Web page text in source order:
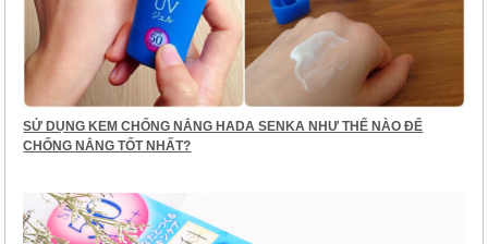
SỬ DỤNG KEM CHỐNG NẮNG HADA SENKA NHƯ THẾ NÀO ĐỂ
CHỐNG NẮNG TỐT NHẤT?